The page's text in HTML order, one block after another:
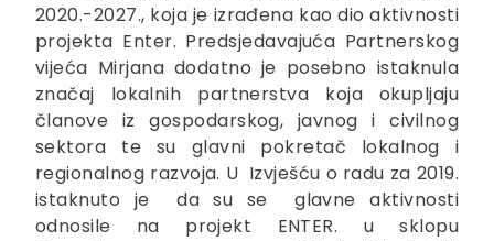
2020.-2027., koja je izrađena kao dio aktivnosti
projekta Enter. Predsjedavajuća Partnerskog
vijeća Mirjana dodatno je posebno istaknula
značaj lokalnih partnerstva koja okupljaju
članove iz gospodarskog, javnog i civilnog
sektora te su glavni pokretač lokalnog i
regionalnog razvoja. U Izvješću o radu za 2019.
istaknuto je da su se glavne aktivnosti
odnosile na projekt ENTER. u sklopu